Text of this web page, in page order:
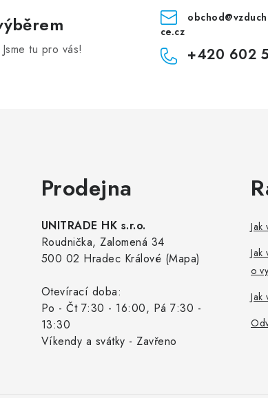
tu pro vás!
obchod@
ce.cz
+420 602
Prodejna
UNITRADE HK s.r.o.
Roudnička, Zalomená 34
500 02 Hradec Králové (Mapa)
Otevírací doba:
Po - Čt 7:30 - 16:00, Pá 7:30 -
13:30
Víkendy a svátky - Zavřeno
Jak
o